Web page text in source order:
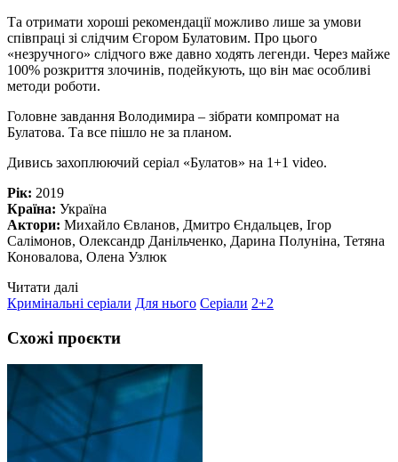
Та отримати хороші рекомендації можливо лише за умови
співпраці зі слідчим Єгором Булатовим. Про цього
«незручного» слідчого вже давно ходять легенди. Через майже
100% розкриття злочинів, подейкують, що він має особливі
методи роботи.
Головне завдання Володимира – зібрати компромат на
Булатова. Та все пішло не за планом.
Дивись захоплюючий серіал «Булатов» на 1+1 video.
Рік: 2019
Країна: Україна
Актори: Михайло Євланов, Дмитро Єндальцев, Ігор
Салімонов, Олександр Данільченко, Дарина Полуніна, Тетяна
Коновалова, Олена Узлюк
Читати далі
Кримінальні серіали Для нього Серіали 2+2
Схожі проєкти